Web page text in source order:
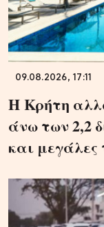
09.08.2026, 17:11
Η Κρήτη
άνω των 2,2
και μεγάλες